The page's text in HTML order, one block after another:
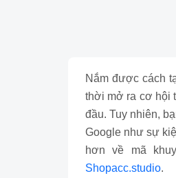
Nắm được cách
thời mở ra cơ hội
đầu. Tuy nhiên,
Google như sự
hơn về mã
Shopacc.studio.